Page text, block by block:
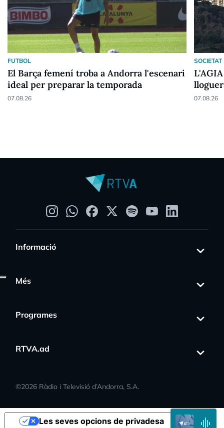
FUTBOL
El Barça femení troba a Andorra l'escenari
ideal per preparar la temporada
07.08.26
SOCIETAT
07.08.26
Informació
Més
Programes
RTVA.ad
©2026 Ràdio i Televisió d’Andorra, S.A.
EN
DIRECTELes seves opcions de privadesa